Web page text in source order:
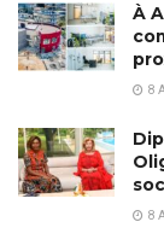
À
8
8